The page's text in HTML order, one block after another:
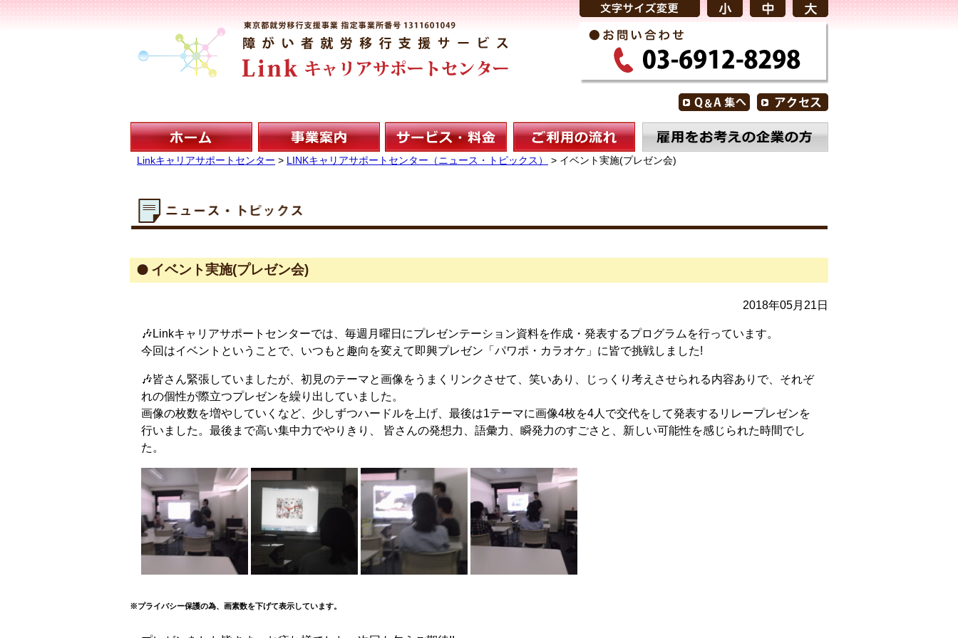
Linkキャリアサポートセンター > LINKキャリアサポートセンター（ニュース・トピックス） > イベント実施(プレゼン会)
イベント実施(プレゼン会)
2018年05月21日
🎶Linkキャリアサポートセンターでは、毎週月曜日にプレゼンテーション資料を作成・発表するプログラムを行っています。
今回はイベントということで、いつもと趣向を変えて即興プレゼン「パワポ・カラオケ」に皆で挑戦しました!
🎶皆さん緊張していましたが、初見のテーマと画像をうまくリンクさせて、笑いあり、じっくり考えさせられる内容ありで、それぞ
れの個性が際立つプレゼンを繰り出していました。
画像の枚数を増やしていくなど、少しずつハードルを上げ、最後は1テーマに画像4枚を4人で交代をして発表するリレープレゼンを
行いました。最後まで高い集中力でやりきり、 皆さんの発想力、語彙力、瞬発力のすごさと、新しい可能性を感じられた時間でし
た。
※プライバシー保護の為、画素数を下げて表示しています。